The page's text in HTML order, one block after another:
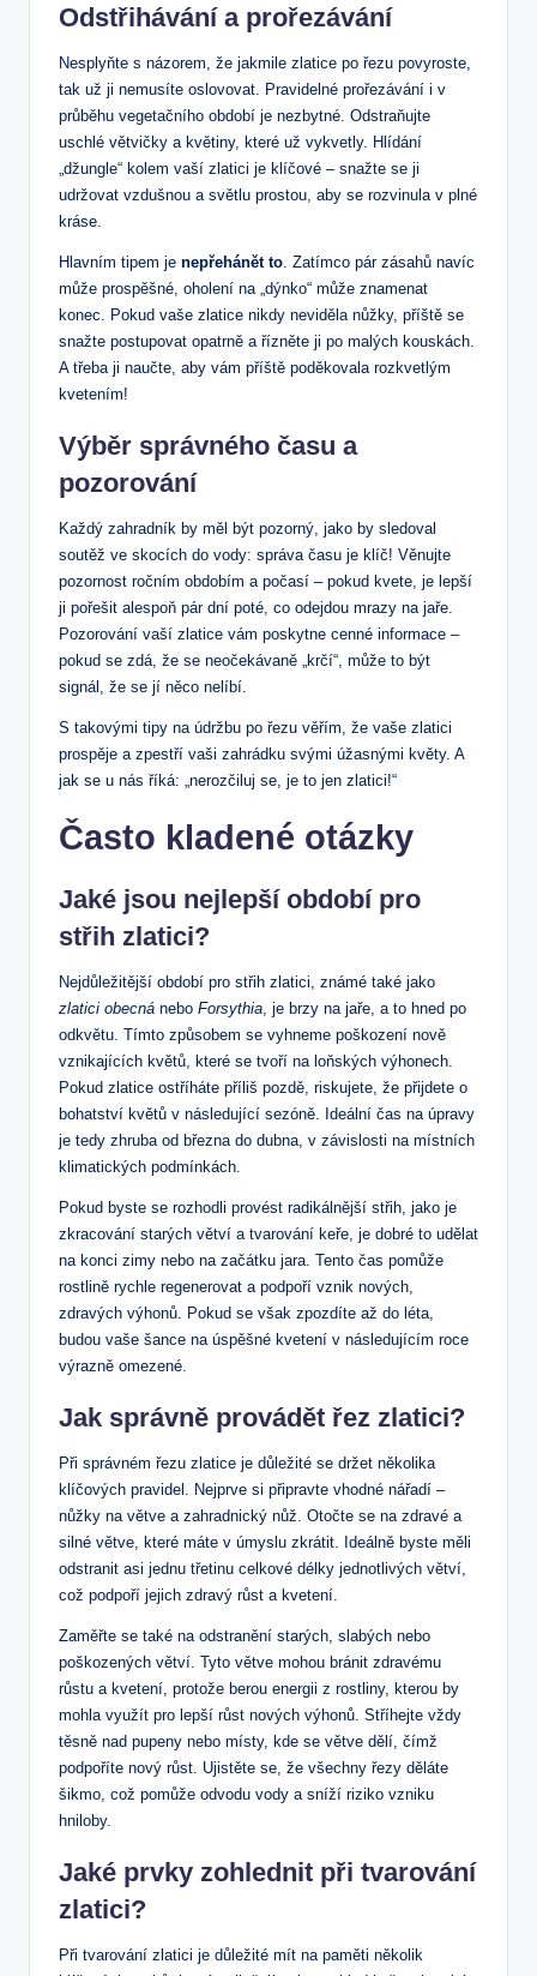
Odstřihávání a prořezávání
Nesplyňte s názorem, že jakmile zlatice po řezu povyroste,
tak už ji nemusíte oslovovat. Pravidelné prořezávání i v
průběhu vegetačního období je nezbytné. Odstraňujte
uschlé větvičky a květiny, které už vykvetly. Hlídání
„džungle“ kolem vaší zlatici je klíčové – snažte se ji
udržovat vzdušnou a světlu prostou, aby se rozvinula v plné
kráse.
Hlavním tipem je nepřehánět to . Zatímco pár zásahů navíc
může prospěšné, oholení na „dýnko“ může znamenat
konec. Pokud vaše zlatice nikdy neviděla nůžky, příště se
snažte postupovat opatrně a řízněte ji po malých kouskách.
A třeba ji naučte, aby vám příště poděkovala rozkvetlým
kvetením!
Výběr správného času a
pozorování
Každý zahradník by měl být pozorný, jako by sledoval
soutěž ve skocích do vody: správa času je klíč! Věnujte
pozornost ročním obdobím a počasí – pokud kvete, je lepší
ji pořešit alespoň pár dní poté, co odejdou mrazy na jaře.
Pozorování vaší zlatice vám poskytne cenné informace –
pokud se zdá, že se neočekávaně „krčí“, může to být
signál, že se jí něco nelíbí.
S takovými tipy na údržbu po řezu věřím, že vaše zlatici
prospěje a zpestří vaši zahrádku svými úžasnými květy. A
jak se u nás říká: „nerozčiluj se, je to jen zlatici!“
Často kladené otázky
Jaké jsou nejlepší období pro
střih zlatici?
Nejdůležitější období pro střih zlatici, známé také jako
zlatici obecná nebo Forsythia , je brzy na jaře, a to hned po
odkvětu. Tímto způsobem se vyhneme poškození nově
vznikajících květů, které se tvoří na loňských výhonech.
Pokud zlatice ostříháte příliš pozdě, riskujete, že přijdete o
bohatství květů v následující sezóně. Ideální čas na úpravy
je tedy zhruba od března do dubna, v závislosti na místních
klimatických podmínkách.
Pokud byste se rozhodli provést radikálnější střih, jako je
zkracování starých větví a tvarování keře, je dobré to udělat
na konci zimy nebo na začátku jara. Tento čas pomůže
rostlině rychle regenerovat a podpoří vznik nových,
zdravých výhonů. Pokud se však zpozdíte až do léta,
budou vaše šance na úspěšné kvetení v následujícím roce
výrazně omezené.
Jak správně provádět řez zlatici?
Při správném řezu zlatice je důležité se držet několika
klíčových pravidel. Nejprve si připravte vhodné nářadí –
nůžky na větve a zahradnický nůž. Otočte se na zdravé a
silné větve, které máte v úmyslu zkrátit. Ideálně byste měli
odstranit asi jednu třetinu celkové délky jednotlivých větví,
což podpoří jejich zdravý růst a kvetení.
Zaměřte se také na odstranění starých, slabých nebo
poškozených větví. Tyto větve mohou bránit zdravému
růstu a kvetení, protože berou energii z rostliny, kterou by
mohla využít pro lepší růst nových výhonů. Stříhejte vždy
těsně nad pupeny nebo místy, kde se větve dělí, čímž
podpoříte nový růst. Ujistěte se, že všechny řezy děláte
šikmo, což pomůže odvodu vody a sníží riziko vzniku
hniloby.
Jaké prvky zohlednit při tvarování
zlatici?
Při tvarování zlatici je důležité mít na paměti několik